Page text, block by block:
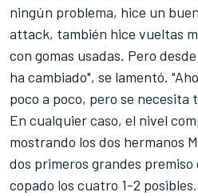
ningún problema, hice un
attack, también hice vueltas
con gomas usadas. Pero
ha cambiado", se lamentó.
poco a poco, pero se necesita
En cualquier caso, el nivel
mostrando los dos hermanos
dos primeros grandes premiso
copado los cuatro 1-2 posibles.